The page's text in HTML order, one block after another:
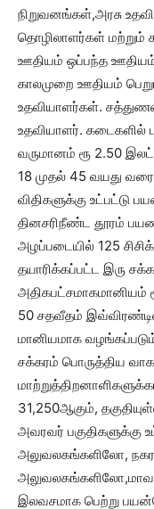
நிறுவனங்கள்,அரசு
தொழிலாளர்கள் மற்றும்
ஊதியம் ஒப்பந்த ஊதியம்
காலமுறை ஊதியம்
உதவியாளர்கள்.
உதவியாளர். கடைகளில்
வருமானம் ரூ 2.50
18 முதல் 45 வயது
விதிகளுக்கு உட்பட்டு
தினசரிநீண்ட தூரம்
அழப்படையில் 125
தயாரிக்கப்பட்ட இரு
அதிகபட்சமாகமானியம்
50 சதவீதம்
மானியமாக
சக்கரம் பொருத்திய
31,250ஆகும்,
அவரவர் பகுதிகளுக்கு
அலுவலகங்களிலோ,
இலவசமாக பெற்று